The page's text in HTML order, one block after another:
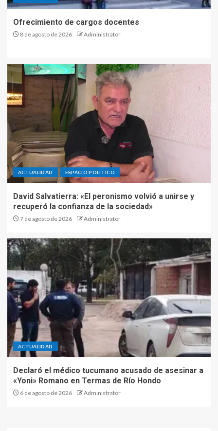
Ofrecimiento de cargos docentes
8 de agosto de 2026 Administrator
ACTUALIDAD ESPACIO POLITICO
David Salvatierra: «El peronismo volvió a unirse y
recuperó la confianza de la sociedad»
7 de agosto de 2026 Administrator
ACTUALIDAD
Declaró el médico tucumano acusado de asesinar a
«Yoni» Romano en Termas de Río Hondo
6 de agosto de 2026 Administrator